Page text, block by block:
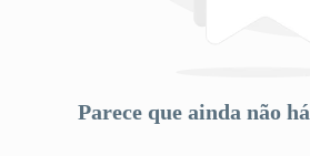
Parece que ainda não